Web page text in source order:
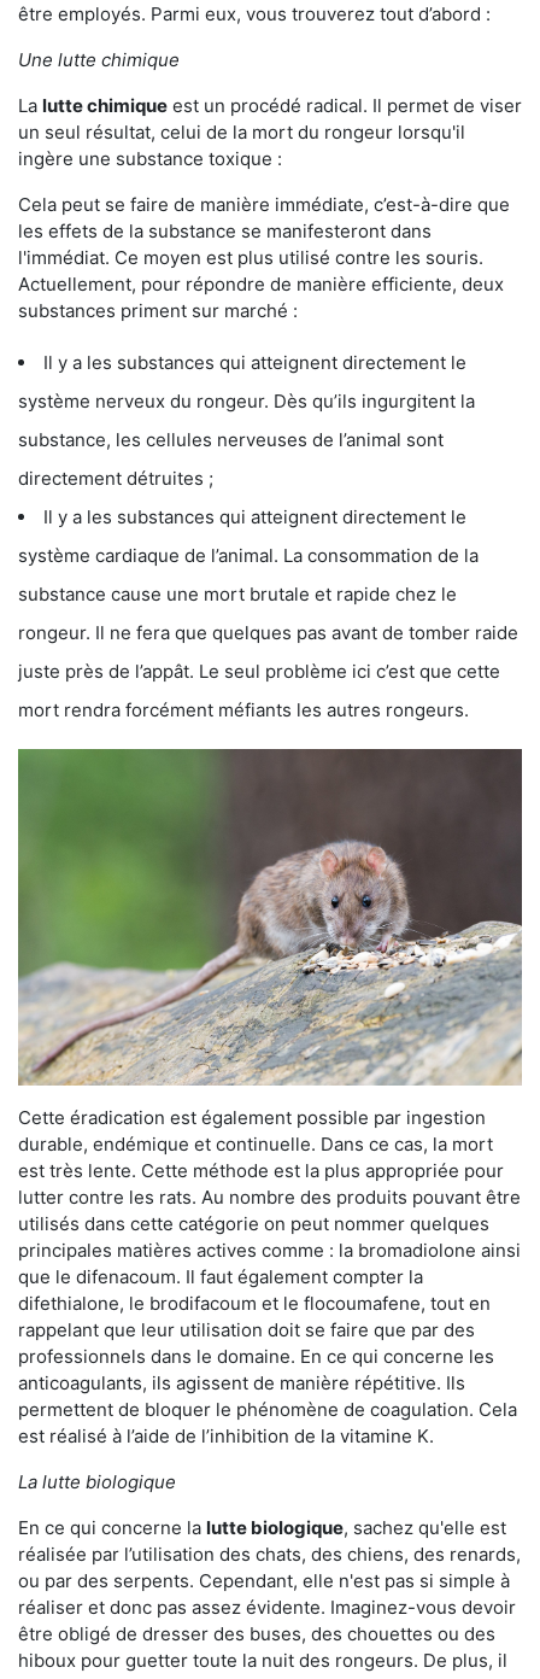
être employés. Parmi eux, vous trouverez tout d’abord :
Une lutte chimique
La lutte chimique est un procédé radical. Il permet de viser
un seul résultat, celui de la mort du rongeur lorsqu'il
ingère une substance toxique :
Cela peut se faire de manière immédiate, c’est-à-dire que
les effets de la substance se manifesteront dans
l'immédiat. Ce moyen est plus utilisé contre les souris.
Actuellement, pour répondre de manière efficiente, deux
substances priment sur marché :
Il y a les substances qui atteignent directement le
système nerveux du rongeur. Dès qu’ils ingurgitent la
substance, les cellules nerveuses de l’animal sont
directement détruites ;
Il y a les substances qui atteignent directement le
système cardiaque de l’animal. La consommation de la
substance cause une mort brutale et rapide chez le
rongeur. Il ne fera que quelques pas avant de tomber raide
juste près de l’appât. Le seul problème ici c’est que cette
mort rendra forcément méfiants les autres rongeurs.
Cette éradication est également possible par ingestion
durable, endémique et continuelle. Dans ce cas, la mort
est très lente. Cette méthode est la plus appropriée pour
lutter contre les rats. Au nombre des produits pouvant être
utilisés dans cette catégorie on peut nommer quelques
principales matières actives comme : la bromadiolone ainsi
que le difenacoum. Il faut également compter la
difethialone, le brodifacoum et le flocoumafene, tout en
rappelant que leur utilisation doit se faire que par des
professionnels dans le domaine. En ce qui concerne les
anticoagulants, ils agissent de manière répétitive. Ils
permettent de bloquer le phénomène de coagulation. Cela
est réalisé à l’aide de l’inhibition de la vitamine K.
La lutte biologique
En ce qui concerne la lutte biologique, sachez qu'elle est
réalisée par l’utilisation des chats, des chiens, des renards,
ou par des serpents. Cependant, elle n'est pas si simple à
réaliser et donc pas assez évidente. Imaginez-vous devoir
être obligé de dresser des buses, des chouettes ou des
hiboux pour guetter toute la nuit des rongeurs. De plus, il